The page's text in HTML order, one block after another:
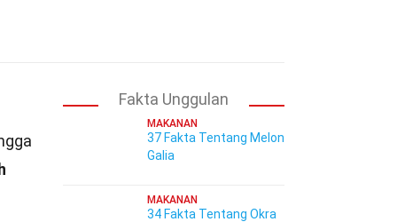
Fakta Unggulan
MAKANAN
37 Fakta Tentang Melon
Galia
MAKANAN
34 Fakta Tentang Okra